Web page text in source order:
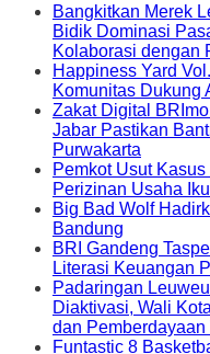
Bangkitkan Merek
Bidik Dominasi
Kolaborasi dengan
Happiness Yard
Komunitas Dukung
Zakat Digital
Jabar Pastikan
Purwakarta
Pemkot Usut
Perizinan Usaha
Big Bad Wolf
Bandung
BRI Gandeng
Literasi Keuangan
Padaringan
Diaktivasi, Wali
dan Pemberdayaan
Funtastic 8